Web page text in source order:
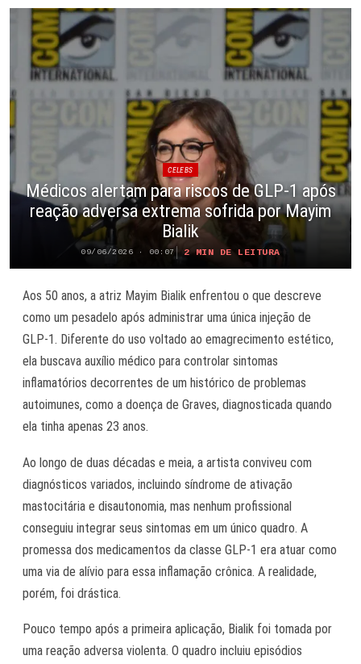
CELEBS
Médicos alertam para riscos de GLP-1 após
reação adversa extrema sofrida por Mayim
Bialik
09/06/2026 · 00:07 2 MIN DE LEITURA
Aos 50 anos, a atriz Mayim Bialik enfrentou o que descreve
como um pesadelo após administrar uma única injeção de
GLP-1. Diferente do uso voltado ao emagrecimento estético,
ela buscava auxílio médico para controlar sintomas
inflamatórios decorrentes de um histórico de problemas
autoimunes, como a doença de Graves, diagnosticada quando
ela tinha apenas 23 anos.
Ao longo de duas décadas e meia, a artista conviveu com
diagnósticos variados, incluindo síndrome de ativação
mastocitária e disautonomia, mas nenhum profissional
conseguiu integrar seus sintomas em um único quadro. A
promessa dos medicamentos da classe GLP-1 era atuar como
uma via de alívio para essa inflamação crônica. A realidade,
porém, foi drástica.
Pouco tempo após a primeira aplicação, Bialik foi tomada por
uma reação adversa violenta. O quadro incluiu episódios